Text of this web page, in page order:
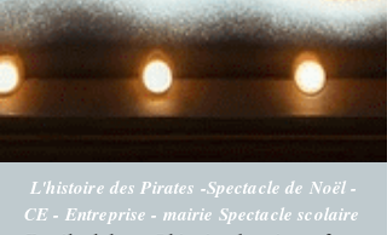
L'histoire des Pirates -Spectacle de Noël -
CE - Entreprise - mairie Spectacle scolaire